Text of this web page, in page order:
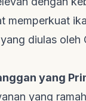
memperkuat
diulas oleh
yang
yang